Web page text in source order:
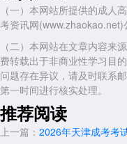
理工类：高等数学(一)
经管类：高等数学(二)
文史、中医类：大学语文
法学类：民法
教育学类：教育理论
农学类：生态学基础
医学类：医学综合
（一）本网站所提供的成人
考资讯网(www.zhaokao.net)
（二）本网站在文章内容来
费转载出于非商业性学习目
问题存在异议，请及时联系
第一时间进行核实处理。
推荐阅读
上一篇： 2026年天津成考考